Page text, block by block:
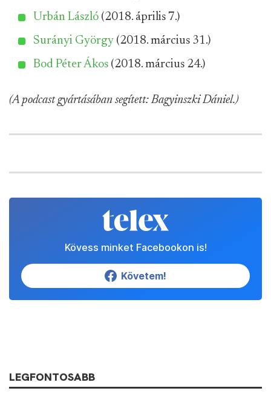
Urbán László (2018. április 7.)
Surányi György (2018. március 31.)
Bod Péter Ákos (2018. március 24.)
(A podcast gyártásában segített: Bagyinszki Dániel.)
Kövess minket Facebookon is!
Követem!
LEGFONTOSABB